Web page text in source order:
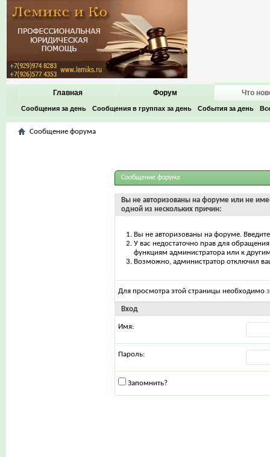
Главная Форум Что
Сообщения за день Сообщения в группах за день События за день
Сообщение форума
Сообщение форума
Вы не авторизованы на форуме или не
одной из нескольких причин:
Вы не авторизованы на форуме.
У вас недостаточно прав для
функциям администратора или к
Возможно, администратор отключил
Для просмотра этой страницы необходимо
Вход
Имя:
Пароль:
Запомнить?